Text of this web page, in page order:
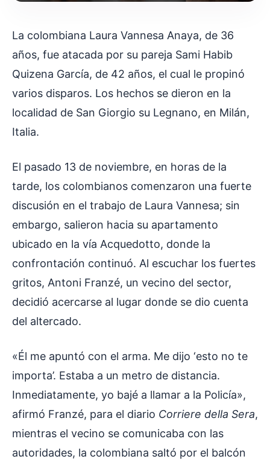
La colombiana Laura Vannesa Anaya, de 36
años, fue atacada por su pareja Sami Habib
Quizena García, de 42 años, el cual le propinó
varios disparos. Los hechos se dieron en la
localidad de San Giorgio su Legnano, en Milán,
Italia.
El pasado 13 de noviembre, en horas de la
tarde, los colombianos comenzaron una fuerte
discusión en el trabajo de Laura Vannesa; sin
embargo, salieron hacia su apartamento
ubicado en la vía Acquedotto, donde la
confrontación continuó. Al escuchar los fuertes
gritos, Antoni Franzé, un vecino del sector,
decidió acercarse al lugar donde se dio cuenta
del altercado.
«Él me apuntó con el arma. Me dijo ‘esto no te
importa’. Estaba a un metro de distancia.
Inmediatamente, yo bajé a llamar a la Policía»,
afirmó Franzé, para el diario Corriere della Sera,
mientras el vecino se comunicaba con las
autoridades, la colombiana saltó por el balcón